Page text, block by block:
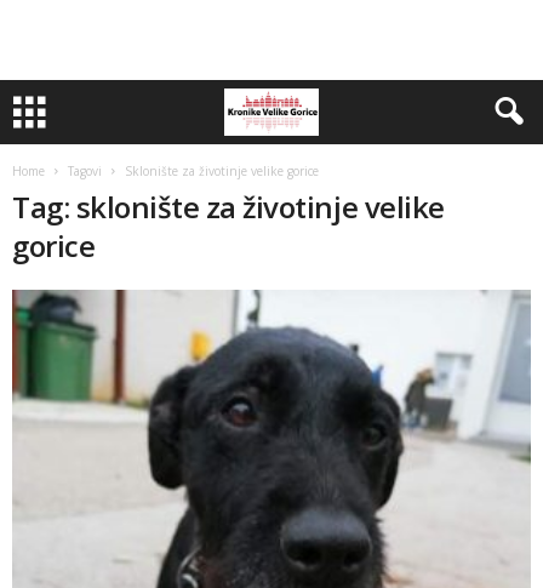
Home Tagovi Sklonište za životinje velike gorice
Tag: sklonište za životinje velike
gorice